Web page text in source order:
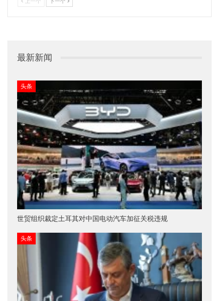
最新新闻
头条
世贸组织裁定土耳其对中国电动汽车加征关税违规
头条